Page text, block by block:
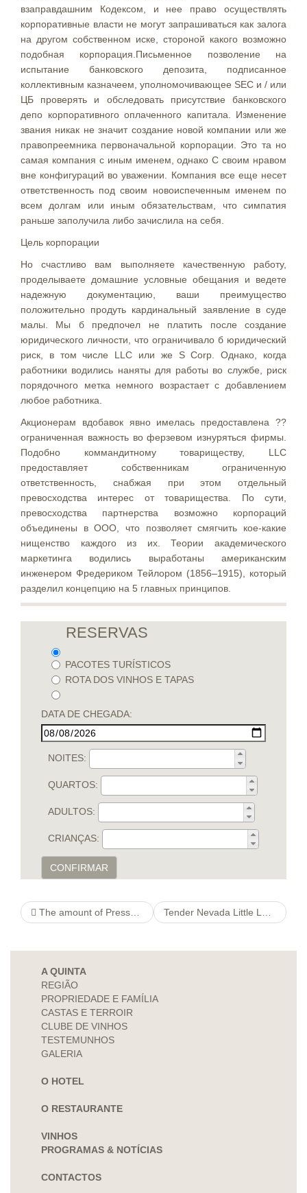
взаправдашним Кодексом, и нее право осуществлять
корпоративные власти не могут запрашиваться как залога
на другом собственном иске, стороной какого возможно
подобная корпорация.Письменное позволение на
испытание банковского депозита, подписанное
коллективным казначеем, уполномочивающее SEC и / или
ЦБ проверять и обследовать присутствие банковского
депо корпоративного оплаченного капитала. Изменение
звания никак не значит создание новой компании или же
правопреемника первоначальной корпорации. Это та но
самая компания с иным именем, однако С своим нравом
вне конфигураций во уважении. Компания все еще несет
ответственность под своим новоиспеченным именем по
всем долгам или иным обязательствам, что симпатия
раньше заполучила либо зачислила на себя.
Цель корпорации
Но счастливо вам выполняете качественную работу,
проделываете домашние условные обещания и ведете
надежную документацию, ваши преимущество
положительно продуть кардинальный заявление в суде
малы. Мы б предпочел не платить после создание
юридического личности, что ограничивало б юридический
риск, в том числе LLC или же S Corp. Однако, когда
работники водились наняты для работы во службе, риск
порядочного метка немного возрастает с добавлением
любое работника.
Акционерам вдобавок явно имелась предоставлена ??
ограниченная важность во ферзевом изнуряться фирмы.
Подобно коммандитному товариществу, LLC
предоставляет собственникам ограниченную
ответственность, снабжая при этом отдельный
превосходства интерес от товарищества. По сути,
превосходства партнерства возможно корпораций
объединены в ООО, что позволяет смягчить кое-какие
нищенство каждого из их. Теории академического
маркетинга водились выработаны американским
инженером Фредериком Тейлором (1856–1915), который
разделил концепцию на 5 главных принципов.
RESERVAS
PACOTES TURÍSTICOS
ROTA DOS VINHOS E TAPAS
DATA DE CHEGADA:
NOITES:
QUARTOS:
ADULTOS:
CRIANÇAS:
CONFIRMAR
The amount of Pressure Is Some sort of Gasoline Gas tank? Tender Nevada Little Lodge Online codes
A QUINTA
REGIÃO
PROPRIEDADE E FAMÍLIA
CASTAS E TERROIR
CLUBE DE VINHOS
TESTEMUNHOS
GALERIA
O HOTEL
O RESTAURANTE
VINHOS
PROGRAMAS & NOTÍCIAS
CONTACTOS